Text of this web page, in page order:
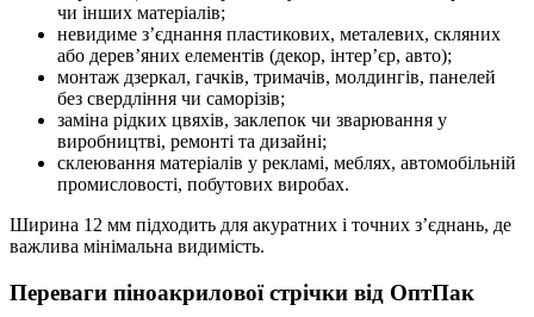
чи інших матеріалів;
невидиме з’єднання пластикових, металевих, скляних
або дерев’яних елементів (декор, інтер’єр, авто);
монтаж дзеркал, гачків, тримачів, молдингів, панелей
без свердління чи саморізів;
заміна рідких цвяхів, заклепок чи зварювання у
виробництві, ремонті та дизайні;
склеювання матеріалів у рекламі, меблях, автомобільній
промисловості, побутових виробах.
Ширина 12 мм підходить для акуратних і точних з’єднань, де
важлива мінімальна видимість.
Переваги піноакрилової стрічки від ОптПак